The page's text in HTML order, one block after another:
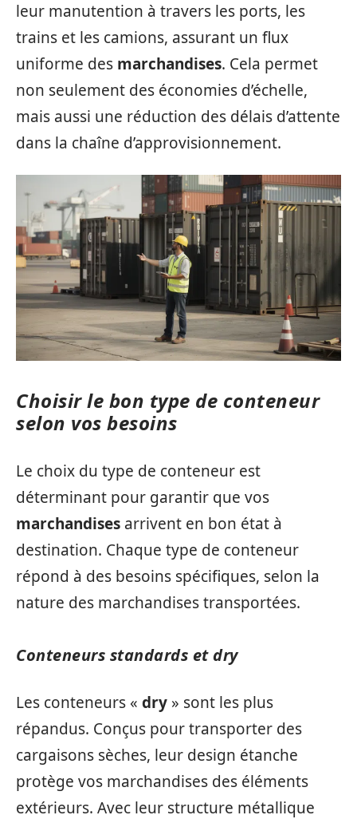
leur manutention à travers les ports, les
trains et les camions, assurant un flux
uniforme des marchandises. Cela permet
non seulement des économies d’échelle,
mais aussi une réduction des délais d’attente
dans la chaîne d’approvisionnement.
Choisir le bon type de conteneur
selon vos besoins
Le choix du type de conteneur est
déterminant pour garantir que vos
marchandises arrivent en bon état à
destination. Chaque type de conteneur
répond à des besoins spécifiques, selon la
nature des marchandises transportées.
Conteneurs standards et dry
Les conteneurs « dry » sont les plus
répandus. Conçus pour transporter des
cargaisons sèches, leur design étanche
protège vos marchandises des éléments
extérieurs. Avec leur structure métallique